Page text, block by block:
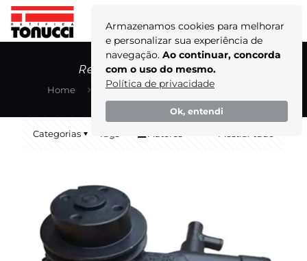
Armazenamos cookies para melhorar
e personalizar sua experiência de
navegação. Ao continuar, concorda
com o uso do mesmo.
Política de privacidade
Ok, entendi
Reparo de Motores Diesel
Home Blog Reparo de Motores Diesel
Categorias